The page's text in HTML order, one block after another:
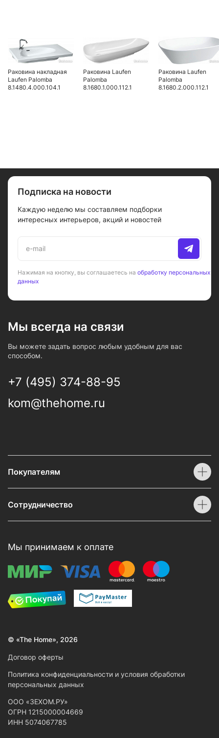
Раковина накладная
Laufen Palomba
8.1480.4.000.104.1
Раковина Laufen
Palomba
8.1680.1.000.112.1
Раковина Laufen
Palomba
8.1680.2.000.112.1
Подписка на новости
Каждую неделю мы составляем подборки
интересных интерьеров, акций и новостей
Нажимая на кнопку, вы соглашаетесь на обработку персональных
данных
Мы всегда на связи
Вы можете задать вопрос любым удобным для вас
способом.
+7 (495) 374-88-95
kom@thehome.ru
Покупателям
Сотрудничество
Мы принимаем к оплате
© «The Home», 2026
Договор оферты
Политика конфиденциальности и условия обработки
персональных данных
ООО «ЗЕХОМ.РУ»
ОГРН 1215000004669
ИНН 5074067785